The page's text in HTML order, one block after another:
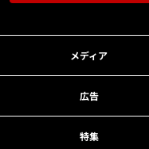
メディア
広告
特集